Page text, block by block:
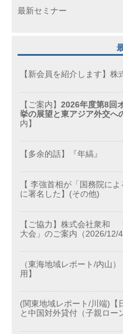
最新セミナー
【新会員を紹介します】株
【ご案内】 2026年度第8回
挙の展望と東アジア外交へ
内】
【多余的話】『年縞』
【 李強首相が「国務院に
に署名した】(その他)
【ご協力】株式会社衆和
大会」のご案内（2026/12/4
（東海地域レポート/内山
用】
(関東地域レポート/川端)【
と中国対外貸付（子親ロー